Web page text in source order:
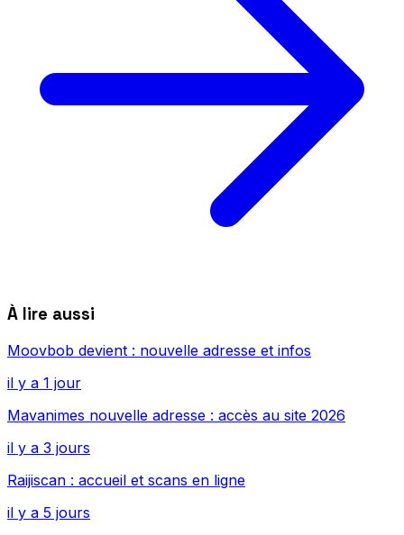
À lire aussi
Moovbob devient : nouvelle adresse et infos
il y a 1 jour
Mavanimes nouvelle adresse : accès au site 2026
il y a 3 jours
Raijiscan : accueil et scans en ligne
il y a 5 jours